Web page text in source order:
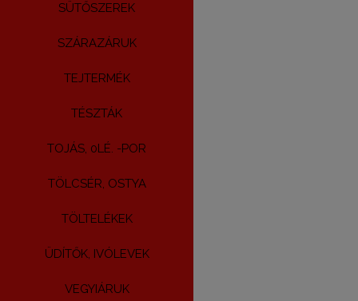
SÜTŐSZEREK
SZÁRAZÁRUK
TEJTERMÉK
TÉSZTÁK
TOJÁS, 0LÉ. -POR
TÖLCSÉR, OSTYA
TÖLTELÉKEK
ÜDÍTŐK, IVÓLEVEK
VEGYIÁRUK